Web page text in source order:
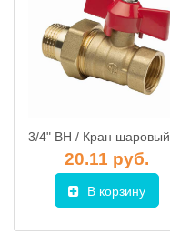
20.11 руб.
В корзину